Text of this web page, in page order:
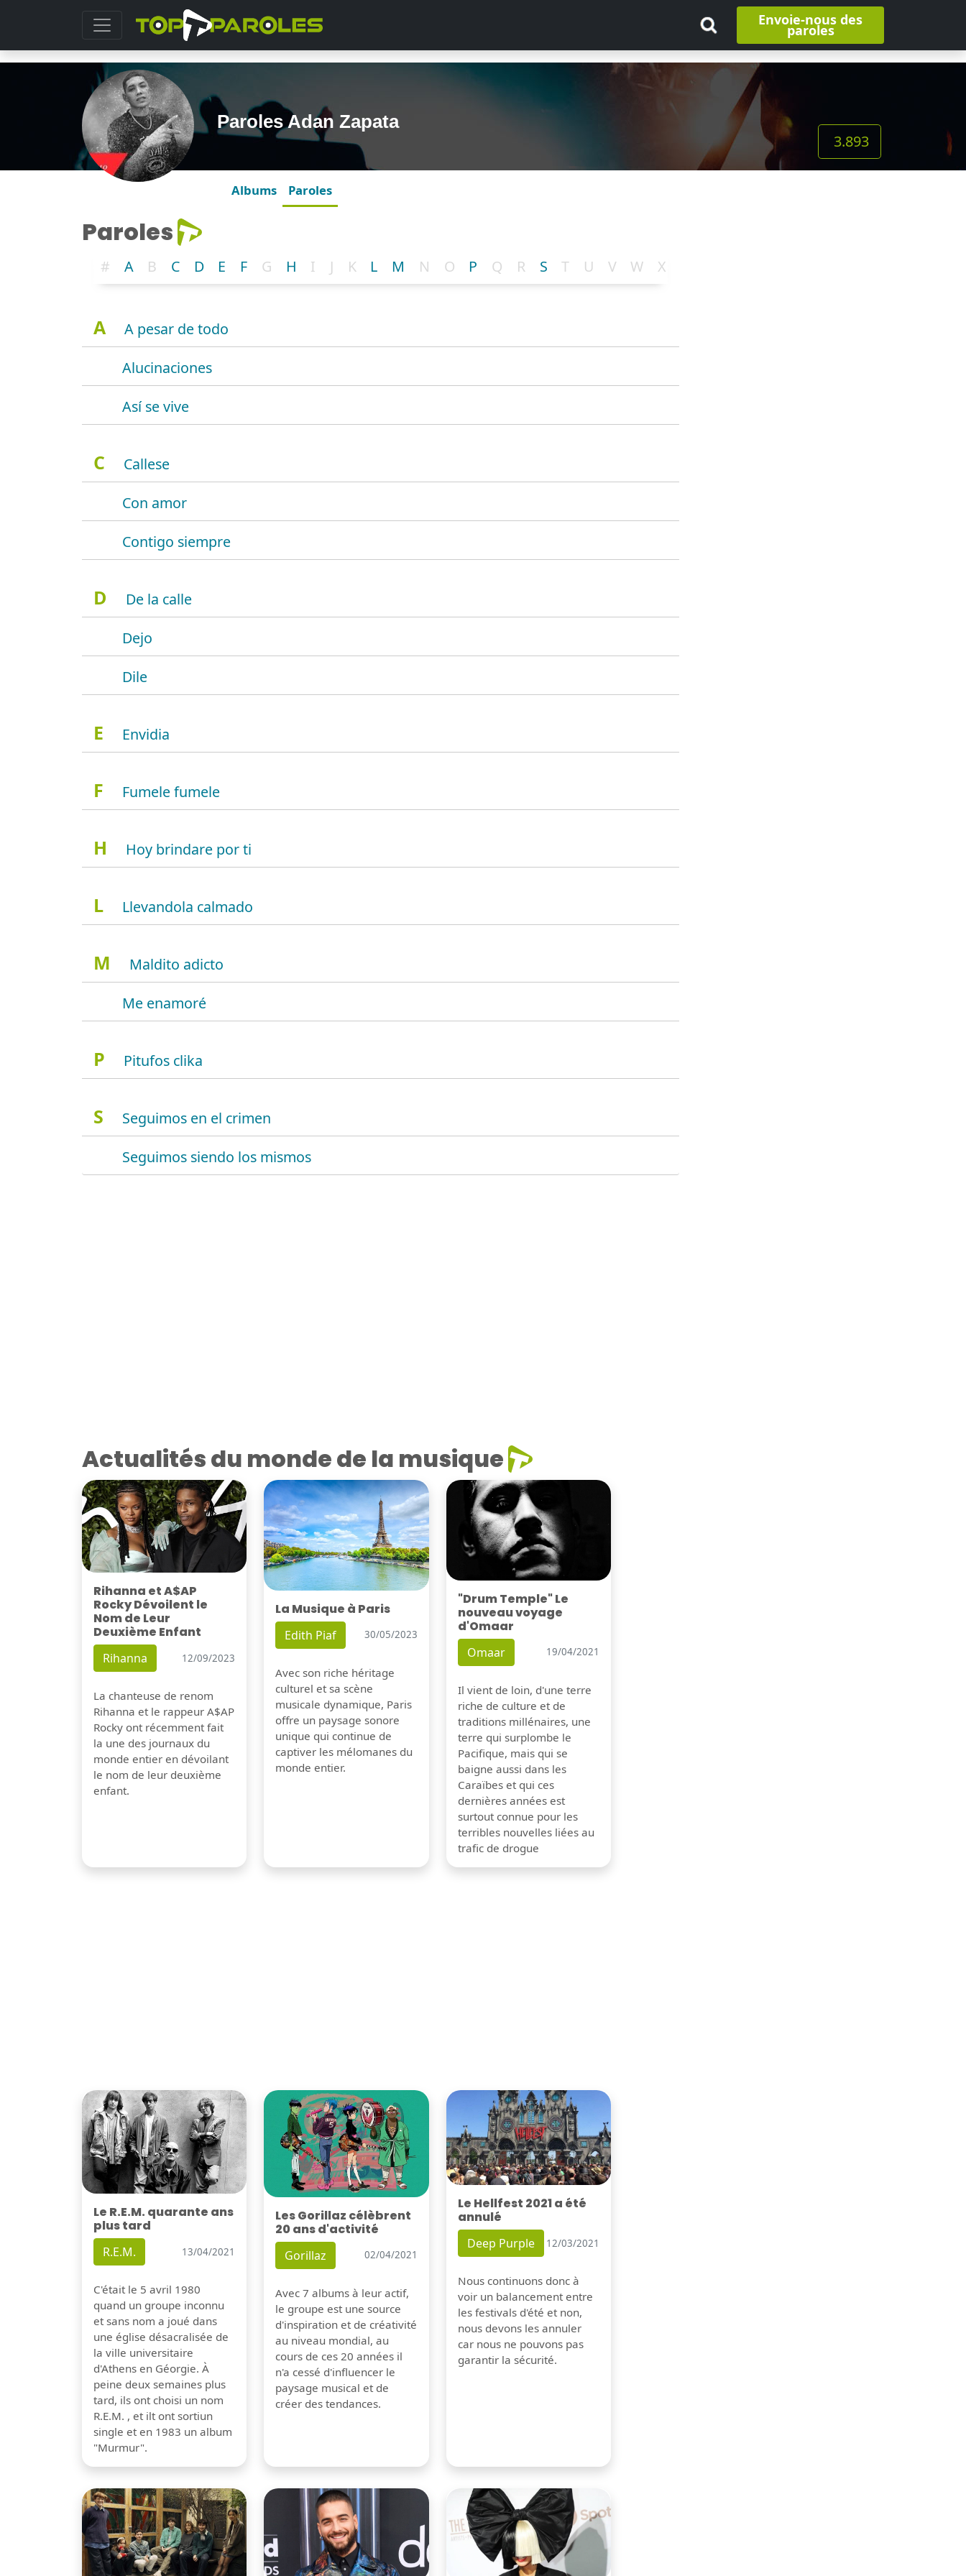
Envoie-nous des
paroles
Paroles Adan Zapata
3.893
Albums Paroles
Paroles
# A B C D E F G H I J K L M N O P Q R S T U V W X
A
A pesar de todo
Alucinaciones
Así se vive
C
Callese
Con amor
Contigo siempre
D
De la calle
Dejo
Dile
E Envidia
F Fumele fumele
H Hoy brindare por ti
L Llevandola calmado
M
Maldito adicto
Me enamoré
P Pitufos clika
S
Seguimos en el crimen
Seguimos siendo los mismos
Actualités du monde de la musique
Rihanna et A$AP
Rocky Dévoilent le
Nom de Leur
Deuxième Enfant
Rihanna 12/09/2023
La chanteuse de renom
Rihanna et le rappeur A$AP
Rocky ont récemment fait
la une des journaux du
monde entier en dévoilant
le nom de leur deuxième
enfant.
La Musique à Paris
Edith Piaf 30/05/2023
Avec son riche héritage
culturel et sa scène
musicale dynamique, Paris
offre un paysage sonore
unique qui continue de
captiver les mélomanes du
monde entier.
"Drum Temple" Le
nouveau voyage
d'Omaar
Omaar 19/04/2021
Il vient de loin, d'une terre
riche de culture et de
traditions millénaires, une
terre qui surplombe le
Pacifique, mais qui se
baigne aussi dans les
Caraïbes et qui ces
dernières années est
surtout connue pour les
terribles nouvelles liées au
trafic de drogue
Le R.E.M. quarante ans
plus tard
R.E.M. 13/04/2021
C'était le 5 avril 1980
quand un groupe inconnu
et sans nom a joué dans
une église désacralisée de
la ville universitaire
d'Athens en Géorgie. À
peine deux semaines plus
tard, ils ont choisi un nom
R.E.M. , et ilt ont sortiun
single et en 1983 un album
"Murmur".
Les Gorillaz célèbrent
20 ans d'activité
Gorillaz 02/04/2021
Avec 7 albums à leur actif,
le groupe est une source
d'inspiration et de créativité
au niveau mondial, au
cours de ces 20 années il
n'a cessé d'influencer le
paysage musical et de
créer des tendances.
Le Hellfest 2021 a été
annulé
Deep Purple 12/03/2021
Nous continuons donc à
voir un balancement entre
les festivals d'été et non,
nous devons les annuler
car nous ne pouvons pas
garantir la sécurité.